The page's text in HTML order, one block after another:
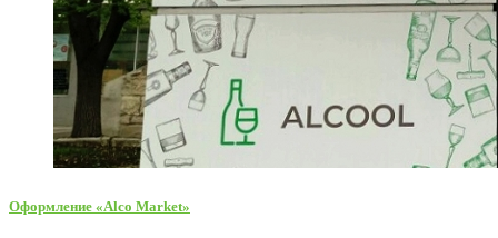
Оформление «Alco Market»